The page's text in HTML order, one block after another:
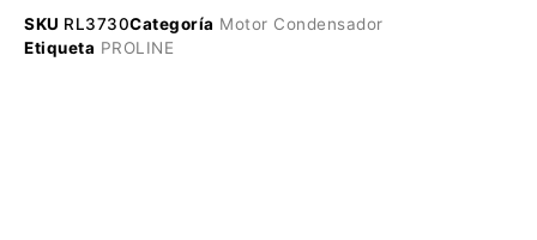
SKU RL3730Categoría Motor Condensador
Etiqueta PROLINE